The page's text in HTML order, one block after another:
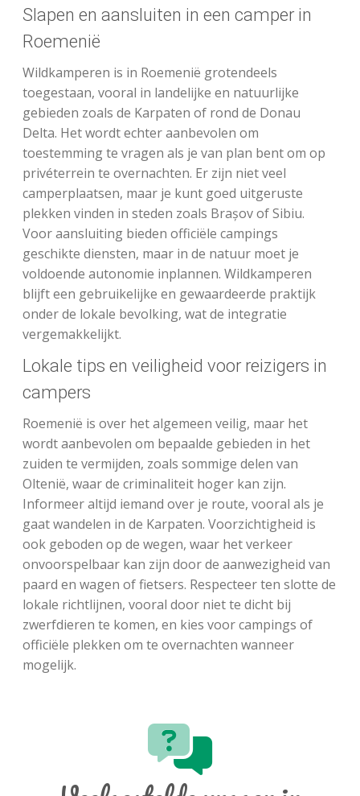
Slapen en aansluiten in een camper in
Roemenië
Wildkamperen is in Roemenië grotendeels
toegestaan, vooral in landelijke en natuurlijke
gebieden zoals de Karpaten of rond de Donau
Delta. Het wordt echter aanbevolen om
toestemming te vragen als je van plan bent om op
privéterrein te overnachten. Er zijn niet veel
camperplaatsen, maar je kunt goed uitgeruste
plekken vinden in steden zoals Brașov of Sibiu.
Voor aansluiting bieden officiële campings
geschikte diensten, maar in de natuur moet je
voldoende autonomie inplannen. Wildkamperen
blijft een gebruikelijke en gewaardeerde praktijk
onder de lokale bevolking, wat de integratie
vergemakkelijkt.
Lokale tips en veiligheid voor reizigers in
campers
Roemenië is over het algemeen veilig, maar het
wordt aanbevolen om bepaalde gebieden in het
zuiden te vermijden, zoals sommige delen van
Oltenië, waar de criminaliteit hoger kan zijn.
Informeer altijd iemand over je route, vooral als je
gaat wandelen in de Karpaten. Voorzichtigheid is
ook geboden op de wegen, waar het verkeer
onvoorspelbaar kan zijn door de aanwezigheid van
paard en wagen of fietsers. Respecteer ten slotte de
lokale richtlijnen, vooral door niet te dicht bij
zwerfdieren te komen, en kies voor campings of
officiële plekken om te overnachten wanneer
mogelijk.